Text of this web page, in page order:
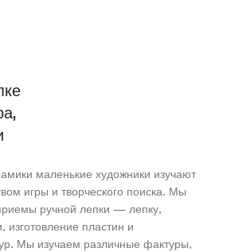
маленькие художники изучают
игры и творческого поиска. Мы
ручной лепки — лепку,
пластин и
Мы изучаем различные фактуры,